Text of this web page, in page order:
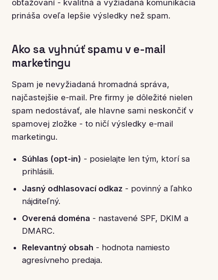
obťažovaní - kvalitná a vyžiadaná komunikácia
prináša oveľa lepšie výsledky než spam.
Ako sa vyhnúť spamu v e-mail
marketingu
Spam je nevyžiadaná hromadná správa,
najčastejšie e-mail. Pre firmy je dôležité nielen
spam nedostávať, ale hlavne sami neskončiť v
spamovej zložke - to ničí výsledky e-mail
marketingu.
Súhlas (opt-in) - posielajte len tým, ktorí sa
prihlásili.
Jasný odhlasovací odkaz - povinný a ľahko
nájditeľný.
Overená doména - nastavené SPF, DKIM a
DMARC.
Relevantný obsah - hodnota namiesto
agresívneho predaja.